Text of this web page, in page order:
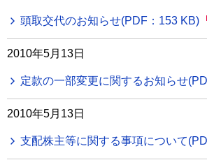
頭取交代のお知らせ(PDF：153 KB)
2010年5月13日
定款の一部変更に関するお知らせ
2010年5月13日
支配株主等に関する事項について